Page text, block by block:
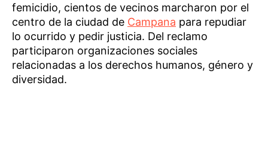
femicidio, cientos de vecinos marcharon por el
centro de la ciudad de Campana para repudiar
lo ocurrido y pedir justicia. Del reclamo
participaron organizaciones sociales
relacionadas a los derechos humanos, género y
diversidad.